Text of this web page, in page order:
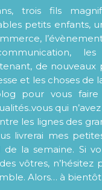
trois fils
petits enfants,
de nouveaux
et les choses de
pour vous faire
qui
les lignes des
livrerai mes
de la semaine. Si
vôtres, n’hésitez
Alors… à bientôt